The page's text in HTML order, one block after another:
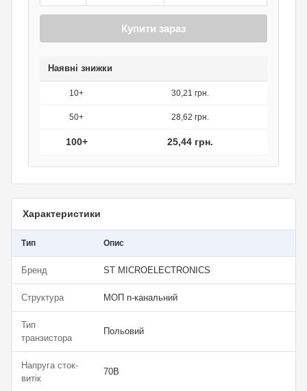
Купити зараз
Наявні знижки
10+ 30,21 грн.
50+ 28,62 грн.
100+ 25,44 грн.
Характеристики
Тип Опис
Бренд ST MICROELECTRONICS
Структура МОП n-канальний
Тип
транзистора
Польовий
Напруга сток-
витік
70В